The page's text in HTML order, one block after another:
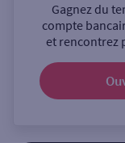
Gagnez du
compte
et rencontrez